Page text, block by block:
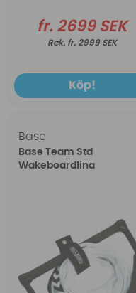
fr. 2699 SEK
fr. 2999 SEK
Köp!
Base
Base Team Std
Wakeboardlina